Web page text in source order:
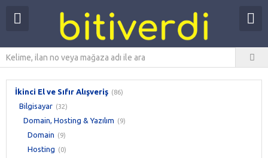
İkinci El ve Sıfır Alışveriş (86)
Bilgisayar (32)
Domain, Hosting & Yazılım (9)
Domain (9)
Hosting (0)